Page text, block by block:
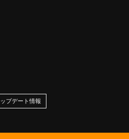
プデート情報